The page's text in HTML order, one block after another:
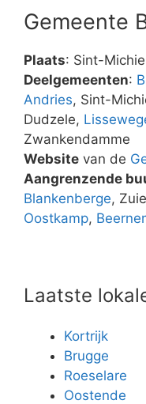
Gemeente
Plaats: Sint-
Deelgemeenten:
Andries, Sint-
Dudzele,
Zwankendamme
Website van de
Aangrenzende
Blankenberge,
Oostkamp,
Laatste
Kortrijk
Brugge
Roeselare
Oostende